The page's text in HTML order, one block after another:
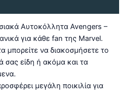
Αυτοκόλλητα Avengers –
για κάθε fan της Marvel.
μπορείτε να διακοσμήσετε το
σας είδη ή ακόμα και τα
μεγάλη ποικιλία για